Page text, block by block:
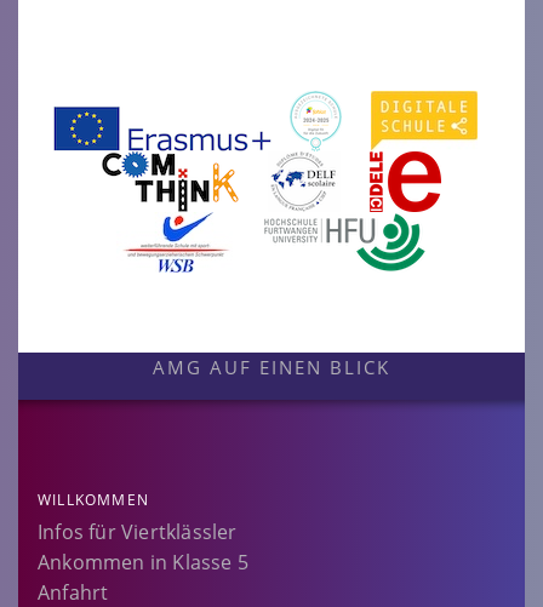
AMG AUF EINEN BLICK
WILLKOMMEN
Infos für Viertklässler
Ankommen in Klasse 5
Anfahrt